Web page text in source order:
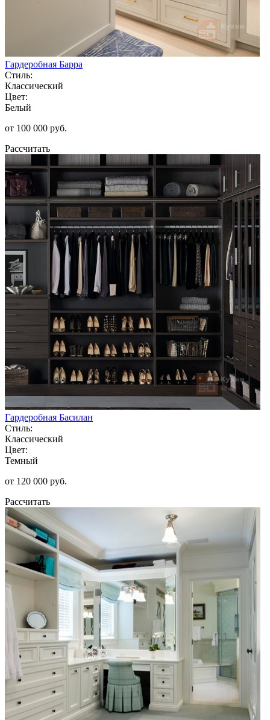
Гардеробная Барра
Стиль:
Классический
Цвет:
Белый
от 100 000 руб.
Рассчитать
Гардеробная Басилан
Стиль:
Классический
Цвет:
Темный
от 120 000 руб.
Рассчитать